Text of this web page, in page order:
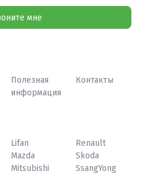
мне
Полезная
информация
Контакты
Lifan
Mazda
Mitsubishi
Renault
Skoda
SsangYong